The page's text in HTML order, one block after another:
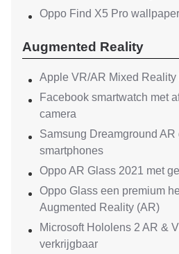
Oppo Find X5 Pro
Augmented Reality
Apple VR/AR Mixed Reality
Facebook smartwatch met
camera
Samsung Dreamground
smartphones
Oppo AR Glass 2021 met
Oppo Glass een premium
Augmented Reality (AR)
Microsoft Hololens 2 AR &
verkrijgbaar